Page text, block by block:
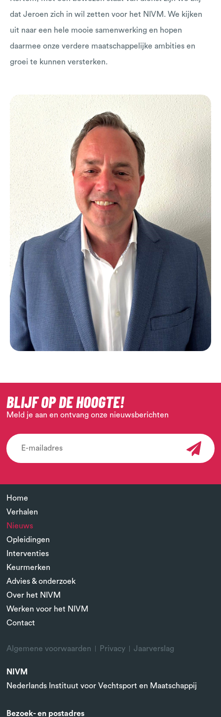
dat Jeroen zich in wil zetten voor het NIVM. We kijken
uit naar een hele mooie samenwerking en hopen
daarmee onze verdere maatschappelijke ambities en
groei te kunnen versterken.
BLIJF OP DE HOOGTE!
Meld je aan en ontvang onze nieuwsberichten
Home
Verhalen
Nieuws
Opleidingen
Interventies
Keurmerken
Advies & onderzoek
Over het NIVM
Werken voor het NIVM
Contact
Algemene voorwaarden Privacy Jaarverslag
NIVM
Nederlands Instituut voor Vechtsport en Maatschappij
Bezoek- en postadres